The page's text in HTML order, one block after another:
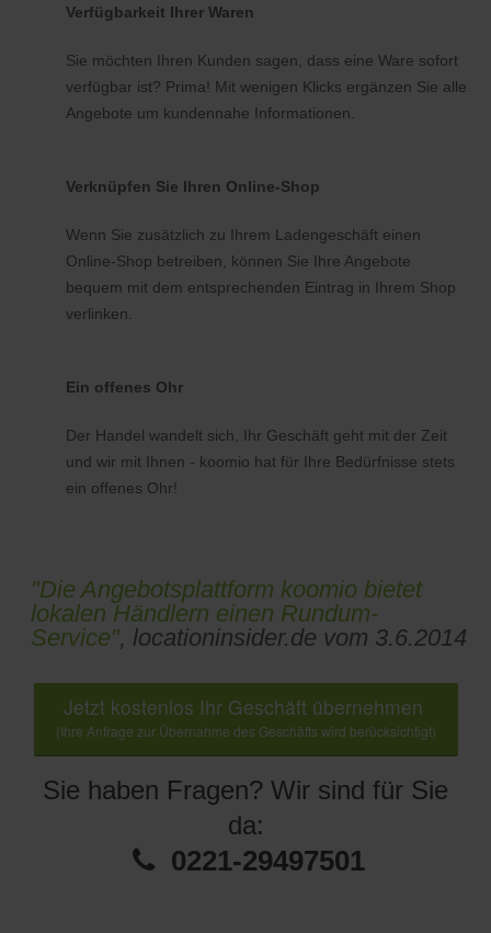
Verfügbarkeit Ihrer Waren
Sie möchten Ihren Kunden sagen, dass eine Ware sofort
verfügbar ist? Prima! Mit wenigen Klicks ergänzen Sie alle
Angebote um kundennahe Informationen.
Verknüpfen Sie Ihren Online-Shop
Wenn Sie zusätzlich zu Ihrem Ladengeschäft einen
Online-Shop betreiben, können Sie Ihre Angebote
bequem mit dem entsprechenden Eintrag in Ihrem Shop
verlinken.
Ein offenes Ohr
Der Handel wandelt sich, Ihr Geschäft geht mit der Zeit
und wir mit Ihnen - koomio hat für Ihre Bedürfnisse stets
ein offenes Ohr!
"Die Angebotsplattform koomio bietet
lokalen Händlern einen Rundum-
Service", locationinsider.de vom 3.6.2014
Jetzt kostenlos Ihr Geschäft übernehmen
(Ihre Anfrage zur Übernahme des Geschäfts wird berücksichtigt)
Sie haben Fragen? Wir sind für Sie
da:
0221-29497501